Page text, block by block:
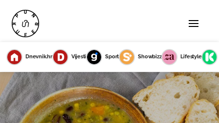
Dnevnik.hr Vijesti Sport Showbizz Lifestyle